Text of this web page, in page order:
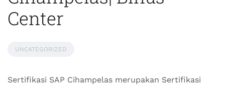
Center
UNCATEGORIZED
Sertifikasi SAP Cihampelas merupakan Sertifikasi